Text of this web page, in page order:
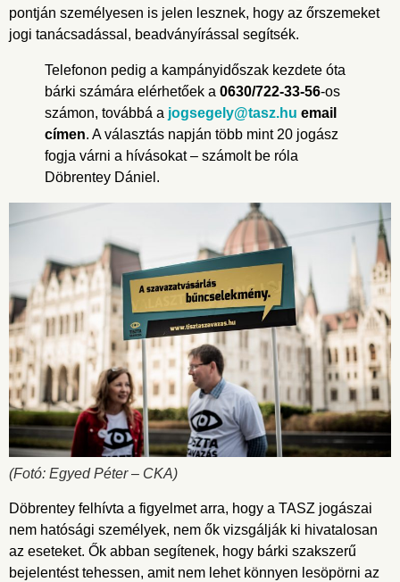
pontján személyesen is jelen lesznek, hogy az őrszemeket
jogi tanácsadással, beadványírással segítsék.
Telefonon pedig a kampányidőszak kezdete óta
bárki számára elérhetőek a 0630/722-33-56-os
számon, továbbá a jogsegely@tasz.hu email
címen. A választás napján több mint 20 jogász
fogja várni a hívásokat – számolt be róla
Döbrentey Dániel.
(Fotó: Egyed Péter – CKA)
Döbrentey felhívta a figyelmet arra, hogy a TASZ jogászai
nem hatósági személyek, nem ők vizsgálják ki hivatalosan
az eseteket. Ők abban segítenek, hogy bárki szakszerű
bejelentést tehessen, amit nem lehet könnyen lesöpörni az